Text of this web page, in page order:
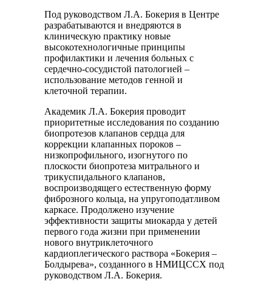
Под руководством Л.А. Бокерия в Центре
разрабатываются и внедряются в
клиническую практику новые
высокотехнологичные принципы
профилактики и лечения больных с
сердечно-сосудистой патологией –
использование методов генной и
клеточной терапии.
Академик Л.А. Бокерия проводит
приоритетные исследования по созданию
биопротезов клапанов сердца для
коррекции клапанных пороков –
низкопрофильного, изогнутого по
плоскости биопротеза митрального и
трикуспидального клапанов,
воспроизводящего естественную форму
фиброзного кольца, на упругоподатливом
каркасе. Продолжено изучение
эффективности защиты миокарда у детей
первого года жизни при применении
нового внутриклеточного
кардиоплегического раствора «Бокерия –
Болдырева», созданного в НМИЦССХ под
руководством Л.А. Бокерия.